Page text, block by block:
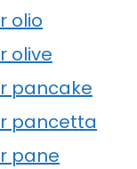
olio
olive
pancake
pancetta
pane